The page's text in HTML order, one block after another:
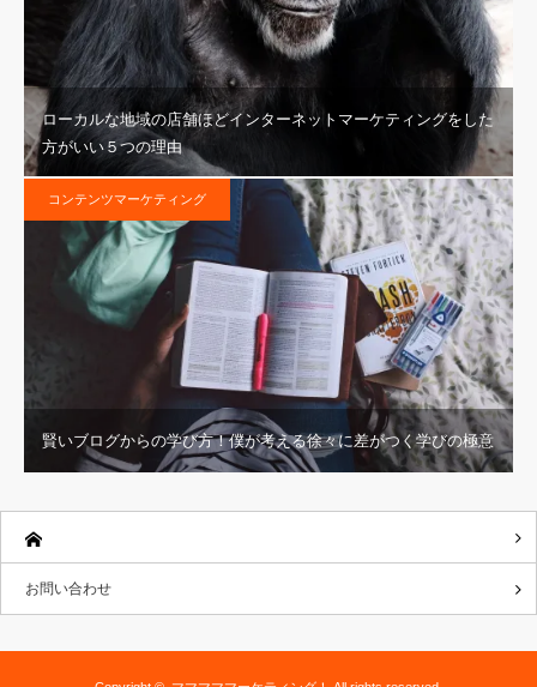
ローカルな地域の店舗ほどインターネットマーケティングをした
方がいい５つの理由
コンテンツマーケティング
賢いブログからの学び方！僕が考える徐々に差がつく学びの極意
お問い合わせ